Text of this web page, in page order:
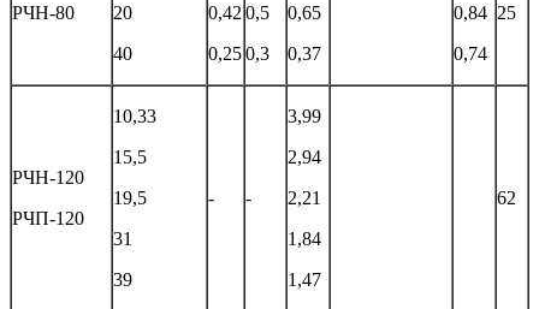
РЧН-80
20
40
0,42
0,25
0,5
0,3
0,65
0,37
0,84
0,74
25
РЧН-120
РЧП-120
10,33
15,5
19,5
31
39
- -
3,99
2,94
2,21
1,84
1,47
62